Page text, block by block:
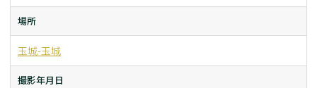
場所
玉城-玉城
撮影年月日